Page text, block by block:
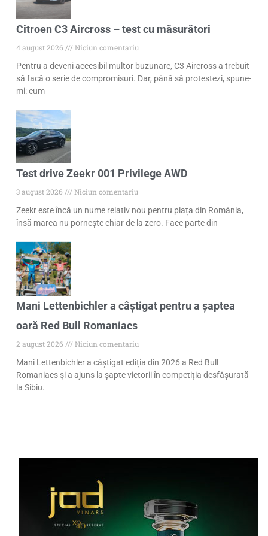
Citroen C3 Aircross – test cu măsurători
4 august 2026
Niciun comentariu
Pentru a deveni accesibil multor buzunare, C3 Aircross a trebuit
să facă o serie de compromisuri. Dar, până să protestezi, spune-
mi: cum
Test drive Zeekr 001 Privilege AWD
3 august 2026
Niciun comentariu
Zeekr este încă un nume relativ nou pentru piața din România,
însă marca nu pornește chiar de la zero. Face parte din
Mani Lettenbichler a câștigat pentru a șaptea
oară Red Bull Romaniacs
2 august 2026
Niciun comentariu
Mani Lettenbichler a câștigat ediția din 2026 a Red Bull
Romaniacs și a ajuns la șapte victorii în competiția desfășurată
la Sibiu.